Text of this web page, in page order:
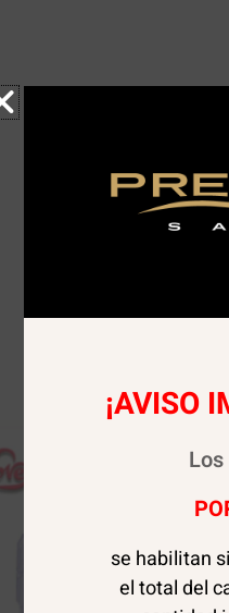
¡AVISO
se habilitan
el total del